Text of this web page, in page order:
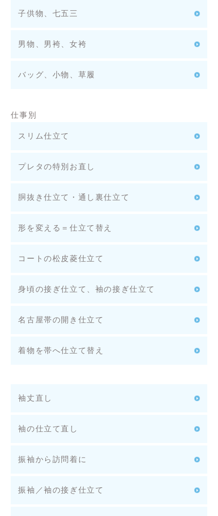
子供物、七五三
男物、男袴、女袴
バッグ、小物、草履
仕事別
スリム仕立て
プレタの特別お直し
胴抜き仕立て・通し裏仕立て
形を変える＝仕立て替え
コートの松皮菱仕立て
身頃の接ぎ仕立て、袖の接ぎ仕立て
名古屋帯の開き仕立て
着物を帯へ仕立て替え
袖丈直し
袖の仕立て直し
振袖から訪問着に
振袖／袖の接ぎ仕立て